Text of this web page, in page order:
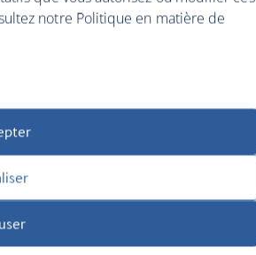
notre Politique en matière de